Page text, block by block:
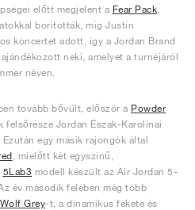
előtt megjelent a Fear Pack
borították, míg Justin
koncertet adott, így a Jordan Brand
neki, amelyet a turnéjáról
néven.
tovább bővült, először a Powder
felsőrésze Jordan Észak-Karolinai
egy másik rajongók által
, mielőtt két egyszínű,
5Lab3 modell készült az Air Jordan 5-
év második felében még több
Wolf Grey-t, a dinamikus fekete és